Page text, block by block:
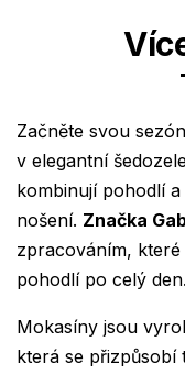
Začněte svou
v elegantní
kombinují pohodlí
nošení. Značka
zpracováním,
pohodlí po celý den.
Mokasíny jsou
která se přizpůsobí